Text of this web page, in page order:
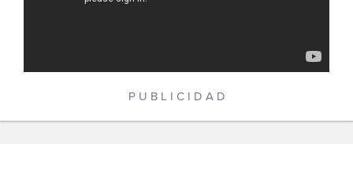
P U B L I C I D A D